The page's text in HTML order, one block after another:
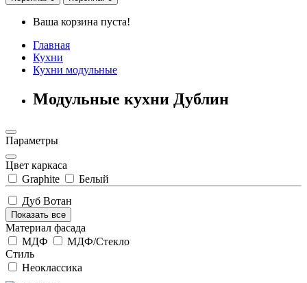
Ваша корзина пуста!
Главная
Кухни
Кухни модульные
Модульные кухни Дублин
Параметры
Цвет каркаса
Graphite
Белый
Дуб Вотан
Показать все
Материал фасада
МДФ
МДФ/Стекло
Стиль
Неоклассика